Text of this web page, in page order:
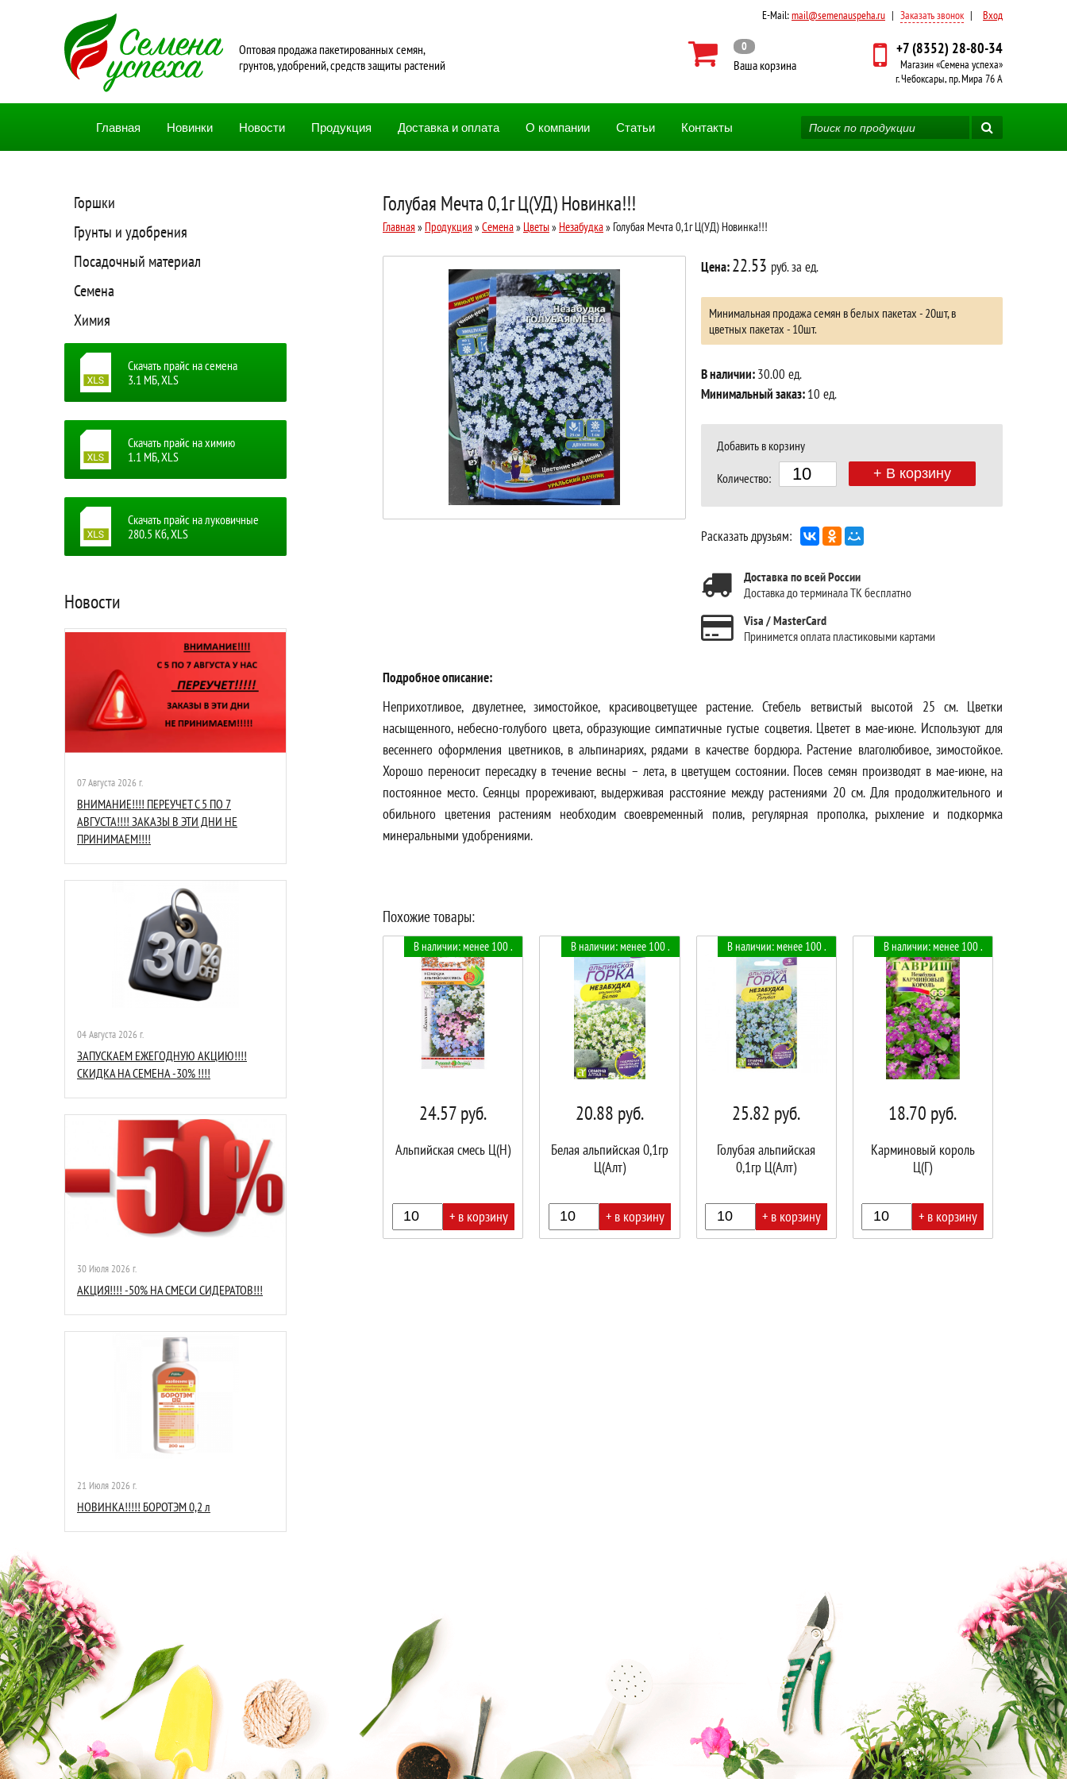
E-Mail:mail@semenauspeha.ru | Заказать звонок | Вход
Oптовая продажа пакетированных семян,
грунтов, удобрений, средств защиты растений
0
Ваша корзина
+7 (8352) 28-80-34
Магазин «Семена успеха»
г. Чебоксары, пр. Мира 76 А
Главная Новинки Новости Продукция Доставка и оплата О компании Статьи Контакты
Горшки
Грунты и удобрения
Посадочный материал
Семена
Химия
Скачать прайс на семена
3.1 MБ, XLS
Скачать прайс на химию
1.1 MБ, XLS
Скачать прайс на луковичные
280.5 Кб, XLS
Новости
07 Августа 2026 г.
ВНИМАНИЕ!!!! ПЕРЕУЧЕТ С 5 ПО 7
АВГУСТА!!!! ЗАКАЗЫ В ЭТИ ДНИ НЕ
ПРИНИМАЕМ!!!!
04 Августа 2026 г.
ЗАПУСКАЕМ ЕЖЕГОДНУЮ АКЦИЮ!!!!
СКИДКА НА СЕМЕНА -30% !!!!
30 Июля 2026 г.
АКЦИЯ!!!! -50% НА СМЕСИ СИДЕРАТОВ!!!
21 Июля 2026 г.
НОВИНКА!!!!! БОРОТЭМ 0,2 л
Голубая Мечта 0,1г Ц(УД) Новинка!!!
Главная » Продукция »Семена» Цветы» Незабудка» Голубая Мечта 0,1г Ц(УД) Новинка!!!
Цена:22.53 руб. за ед.
Минимальная продажа семян в белых пакетах - 20шт, в
цветных пакетах - 10шт.
В наличии:30.00 ед.
Минимальный заказ:10 ед.
Добавить в корзину
Количество: + В корзину
Расказать друзьям:
Доставка по всей России
Доставка до терминала ТК бесплатно
Visa / MasterCard
Принимется оплата пластиковыми картами
Подробное описание:
Неприхотливое, двулетнее, зимостойкое, красивоцветущее растение. Стебель ветвистый высотой 25 см. Цветки
насыщенного, небесно-голубого цвета, образующие симпатичные густые соцветия. Цветет в мае-июне. Используют для
весеннего оформления цветников, в альпинариях, рядами в качестве бордюра. Растение влаголюбивое, зимостойкое.
Хорошо переносит пересадку в течение весны – лета, в цветущем состоянии. Посев семян производят в мае-июне, на
постоянное место. Сеянцы прореживают, выдерживая расстояние между растениями 20 см. Для продолжительного и
обильного цветения растениям необходим своевременный полив, регулярная прополка, рыхление и подкормка
минеральными удобрениями.
Похожие товары:
В наличии: менее 100 .
24.57руб.
Альпийская смесь Ц(Н)
+ в корзину
В наличии: менее 100 .
20.88 руб.
Белая альпийская 0,1гр
Ц(Алт)
+ в корзину
В наличии: менее 100 .
25.82 руб.
Голубая альпийская
0,1гр Ц(Алт)
+ в корзину
В наличии: менее 100 .
18.70 руб.
Карминовый король
Ц(Г)
+ в корзину